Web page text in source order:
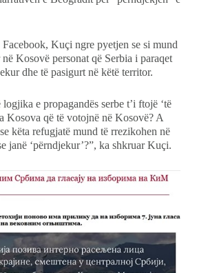
Kuçi ngre pyetjen se si mund
Kosovë personat që Serbia i paraqet
dhe të pasigurt në këtë territor.
e propagandës serbe t’i ftojë ‘të
Kosova që të votojnë në Kosovë? A
këta refugjatë mund të rrezikohen në
janë ‘përndjekur’?”, ka shkruar Kuçi.